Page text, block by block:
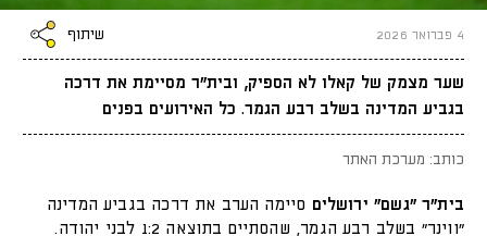
4 פברואר 2026 שיתוף
שער מצמק של קאלו לא הספיק, ובית"ר מסיימת את דרכה
בגביע המדינה בשלב רבע הגמר. כל האירועים בפנים
כותב: מערכת האתר
בית"ר "גשם" ירושלים סיימה הערב את דרכה בגביע המדינה
"ווינר" בשלב רבע הגמר, שהסתיים בתוצאה 1:2 לבני יהודה.